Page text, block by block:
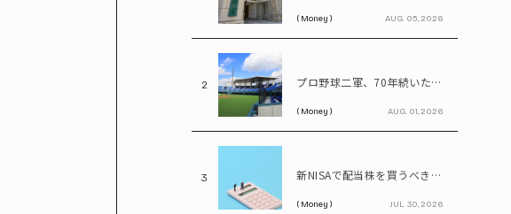
( Money ) AUG. 05, 2026
2 プロ野球二軍、70年続いた2リーグ制を解体――「3地区制」導入で何が変わる?
( Money ) AUG. 01, 2026
3 新NISAで配当株を買うべき理由…年間100万円の配当金なら約20万円の差がつく
( Money ) JUL. 30, 2026